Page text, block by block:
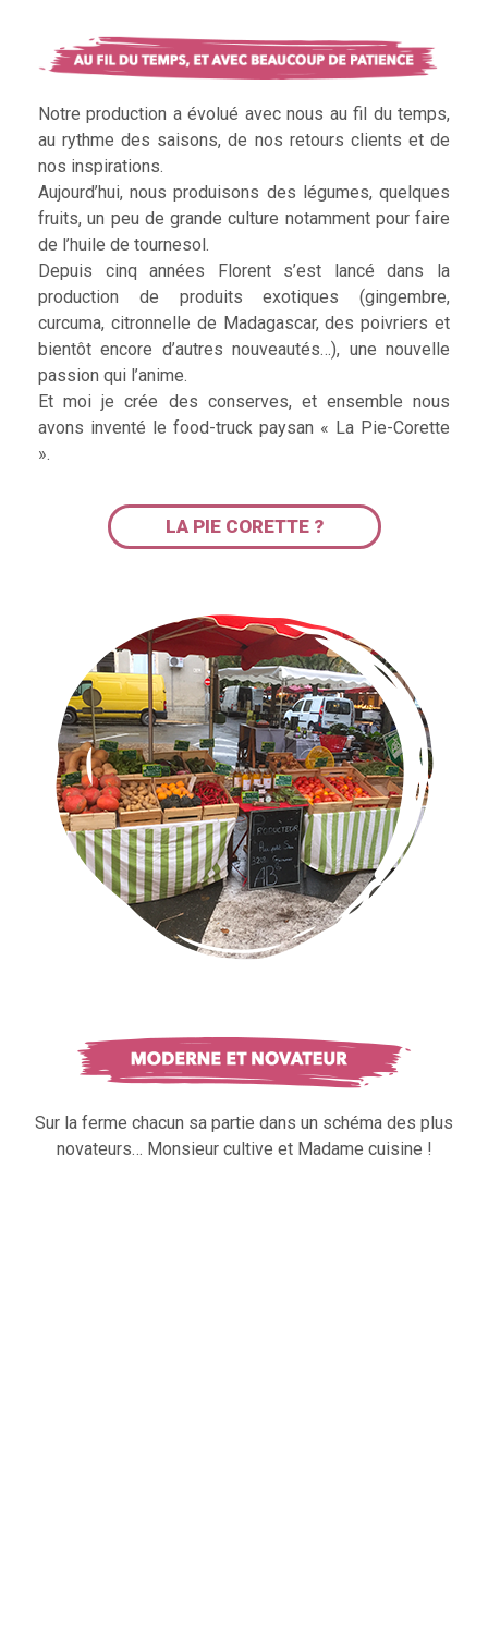
Notre production a évolué avec nous au fil du temps,
au rythme des saisons, de nos retours clients et de
nos inspirations.
Aujourd’hui, nous produisons des légumes, quelques
fruits, un peu de grande culture notamment pour faire
de l’huile de tournesol.
Depuis cinq années Florent s’est lancé dans la
production de produits exotiques (gingembre,
curcuma, citronnelle de Madagascar, des poivriers et
bientôt encore d’autres nouveautés…), une nouvelle
passion qui l’anime.
Et moi je crée des conserves, et ensemble nous
avons inventé le food-truck paysan « La Pie-Corette
».
LA PIE CORETTE ?
Sur la ferme chacun sa partie dans un schéma des plus
novateurs… Monsieur cultive et Madame cuisine !